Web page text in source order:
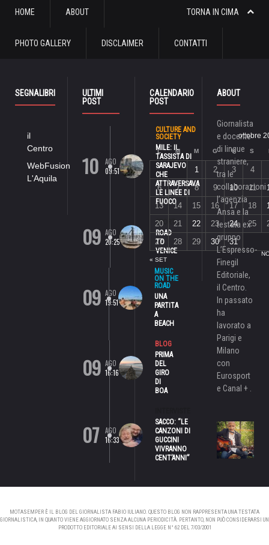
TORNA IN CIMA
HOME ABOUT
PHOTO GALLERY DISCLAIMER CONTATTI
SEGNALIBRI
il
Centro
WebFusion
L'Aquila
ULTIMI
POST
10
AGO
09:51
CULTURE AND
SOCIETY
MILE: IL
TASSISTA DI
SARAJEVO
CHE
ATTRAVERSAVA
LE LINEE DI
FUOCO
09 AGO
20:25
SPORT
ROAD
TO
VENICE
09 AGO
19:51
MUSIC
ON THE
ROAD
UNA
PARTITA
A
BEACH
09 AGO
16:16
BLOG
PRIMA
DEL
GIRO
DI
BOA
07
AGO
16:33
SACCO: “LE
CANZONI DI
GUCCINI
VIVRANNO
CENT’ANNI”
CALENDARIO
POST
ottobre
L M M G V S
« SET
1 2 3 4
6
7 8 9 10 11
13
14 15 16 17 18
20
21 22 23 24 25
27
28 29 30 31
ABOUT
Giornalista
e docente
di lingue
straniere,
tra le
collaborazioni
l’agenzia
Ansa e la
testata ex
gruppo
L’Espresso-
Finegil
Editoriale,
il Centro.
In passato
ha
lavorato a
Parigi e
Milano
con
Eurosport
e Canal + .
MOTASEMPER È IL BLOG DEL GIORNALISTA FABIO IULIANO. QUESTO BLOG NON RAPPRESENTA UNA TESTATA
GIORNALISTICA, IN QUANTO VIENE AGGIORNATO SENZA ALCUNA PERIODICITÀ. PERTANTO, NON PUÒ CONSIDERARSI UN
PRODOTTO EDITORIALE AI SENSI DELLA LEGGE N° 62 DEL 7/03/2001